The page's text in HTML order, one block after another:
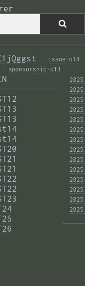
· issue · o14
· sponsorship · o13